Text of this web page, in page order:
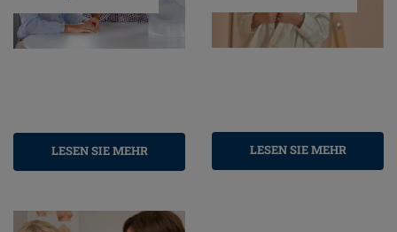
LESEN SIE MEHR LESEN SIE MEHR